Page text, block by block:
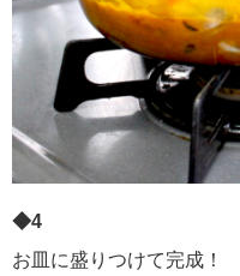
◆4
お皿に盛りつけて完成！